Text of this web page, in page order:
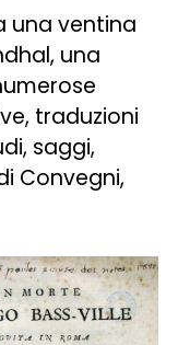
una ventina
una
traduzioni
saggi,
Convegni,